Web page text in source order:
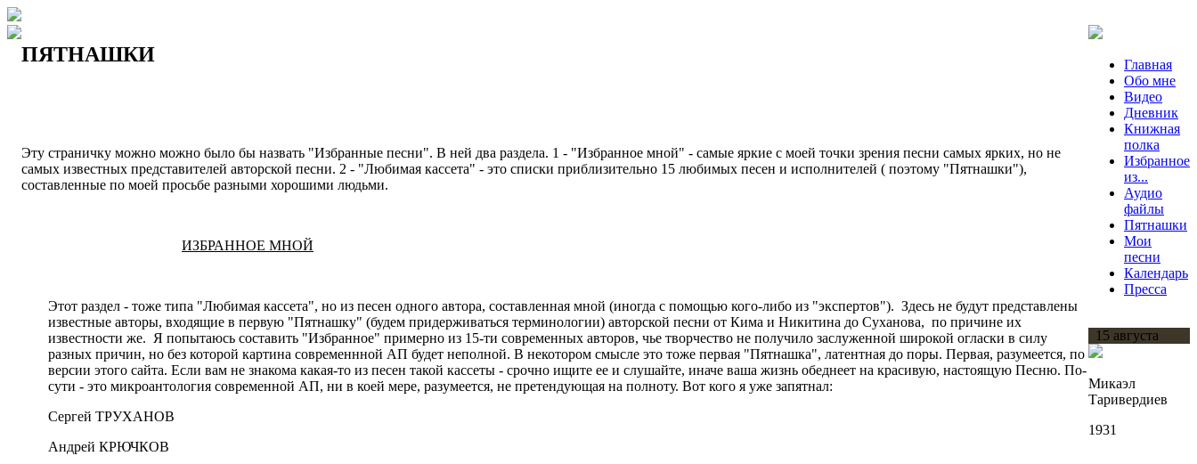
ПЯТНАШКИ
Эту страничку можно можно было бы назвать "Избранные песни". В ней два раздела. 1 - "Избранное мной" - самые яркие с моей точки зрения песни самых ярких, но не
самых известных представителей авторской песни. 2 - "Любимая кассета" - это списки приблизительно 15 любимых песен и исполнителей ( поэтому "Пятнашки"),
составленные по моей просьбе разными хорошими людьми.
ИЗБРАННОЕ МНОЙ
Этот раздел - тоже типа "Любимая кассета", но из песен одного автора, составленная мной (иногда с помощью кого-либо из "экспертов"). Здесь не будут представлены
известные авторы, входящие в первую "Пятнашку" (будем придерживаться терминологии) авторской песни от Кима и Никитина до Суханова, по причине их
известности же. Я попытаюсь составить "Избранное" примерно из 15-ти современных авторов, чье творчество не получило заслуженной широкой огласки в силу
разных причин, но без которой картина современнной АП будет неполной. В некотором смысле это тоже первая "Пятнашка", латентная до поры. Первая, разумеется, по
версии этого сайта. Если вам не знакома какая-то из песен такой кассеты - срочно ищите ее и слушайте, иначе ваша жизнь обеднеет на красивую, настоящую Песню. По-
сути - это микроантология современной АП, ни в коей мере, разумеется, не претендующая на полноту. Вот кого я уже запятнал:
Сергей ТРУХАНОВ
Андрей КРЮЧКОВ
Главная
Обо мне
Видео
Дневник
Книжная
полка
Избранное
из...
Аудио
файлы
Пятнашки
Мои
песни
Календарь
Пресса
15 августа
Микаэл
Таривердиев
1931